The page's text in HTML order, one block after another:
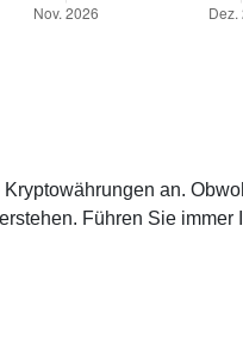
an.
Führen Sie immer